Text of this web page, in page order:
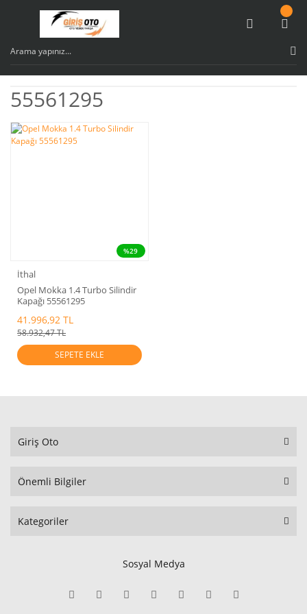
55561295
%29
İthal
Opel Mokka 1.4 Turbo Silindir
Kapağı 55561295
41.996,92 TL
58.932,47 TL
SEPETE EKLE
Giriş Oto
Önemli Bilgiler
Kategoriler
Sosyal Medya